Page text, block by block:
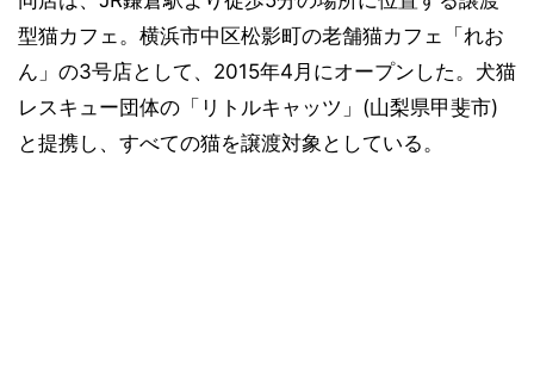
型猫カフェ。横浜市中区松影町の老舗猫カフェ「れお
ん」の3号店として、2015年4月にオープンした。犬猫
レスキュー団体の「リトルキャッツ」(山梨県甲斐市)
と提携し、すべての猫を譲渡対象としている。